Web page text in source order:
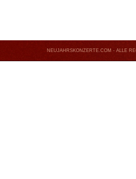
NEUJAHRSKONZERTE.COM - ALLE